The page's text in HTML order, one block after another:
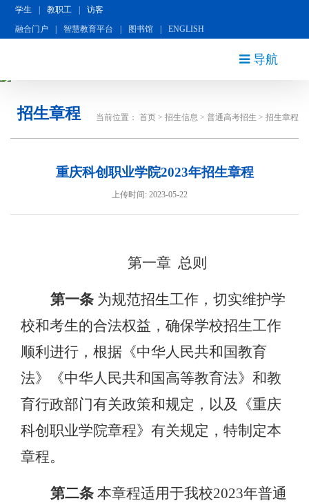
学生 教职工
访客
融合门户
智慧教育平台 图书馆 ENGLISH
导航
招生章程 当前位置： 首页 > 招生信息 > 普通高考招生 > 招生章程
重庆科创职业学院2023年招生章程
上传时间: 2023-05-22
第一章 总则
第一条 为规范招生工作，切实维护学
校和考生的合法权益，确保学校招生工作
顺利进行，根据《中华人民共和国教育
法》《中华人民共和国高等教育法》和教
育行政部门有关政策和规定，以及《重庆
科创职业学院章程》有关规定，特制定本
章程。
第二条 本章程适用于我校2023年普通